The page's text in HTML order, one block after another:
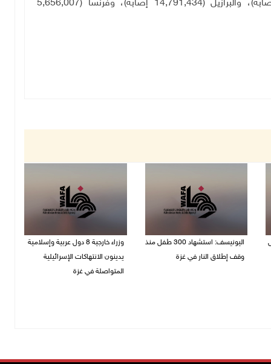
أميركا (33,230,992 إصابة)، والهند (20,282,833 إصابة)، والبرازيل (14,791,434 إصابة)، وفرنسا (5,656,007
اليونيسف: استشهاد 300 طفل منذ
وقف إطلاق النار في غزة
وزراء خارجية 8 دول عربية وإسلامية
يدينون الانتهاكات الإسرائيلية
المتواصلة في غزة